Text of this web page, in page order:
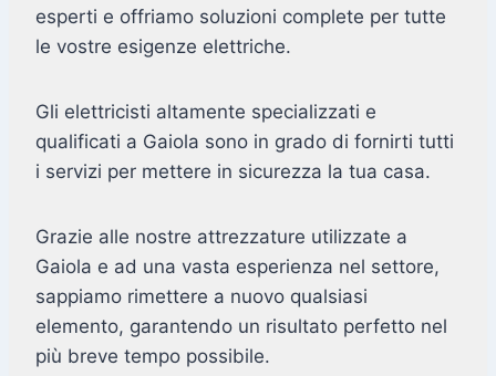
esperti e offriamo soluzioni complete per tutte
le vostre esigenze elettriche.
Gli elettricisti altamente specializzati e
qualificati a Gaiola sono in grado di fornirti tutti
i servizi per mettere in sicurezza la tua casa.
Grazie alle nostre attrezzature utilizzate a
Gaiola e ad una vasta esperienza nel settore,
sappiamo rimettere a nuovo qualsiasi
elemento, garantendo un risultato perfetto nel
più breve tempo possibile.